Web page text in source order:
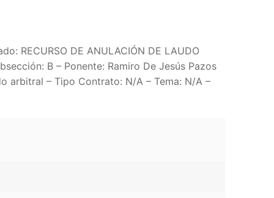
RECURSO DE ANULACIÓN DE LAUDO
B – Ponente: Ramiro De Jesús Pazos
arbitral – Tipo Contrato: N/A – Tema: N/A –